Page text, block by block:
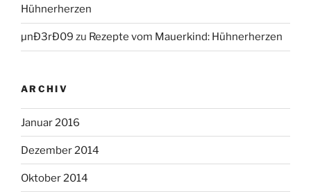
Hühnerherzen
µnÐ3rÐ09 zu Rezepte vom Mauerkind: Hühnerherzen
ARCHIV
Januar 2016
Dezember 2014
Oktober 2014